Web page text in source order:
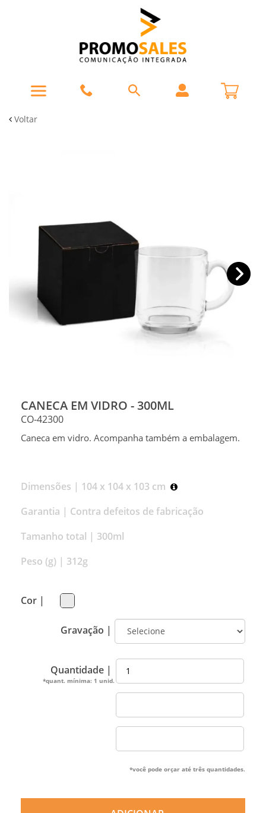
Voltar
CANECA EM VIDRO - 300ML
CO-42300
Caneca em vidro. Acompanha também a embalagem.
Dimensões | 104 x 104 x 103 cm
Garantia | Contra defeitos de fabricação
Tamanho total | 300ml
Peso (g) | 312g
Cor |
Gravação |
Quantidade |
*quant. mínima: 1 unid.
*você pode orçar até três quantidades.